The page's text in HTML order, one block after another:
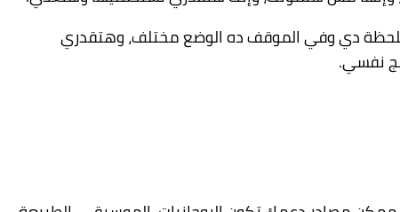
دي وفي الموقف ده الوضع مختلف، وهتقدري
نفسي.